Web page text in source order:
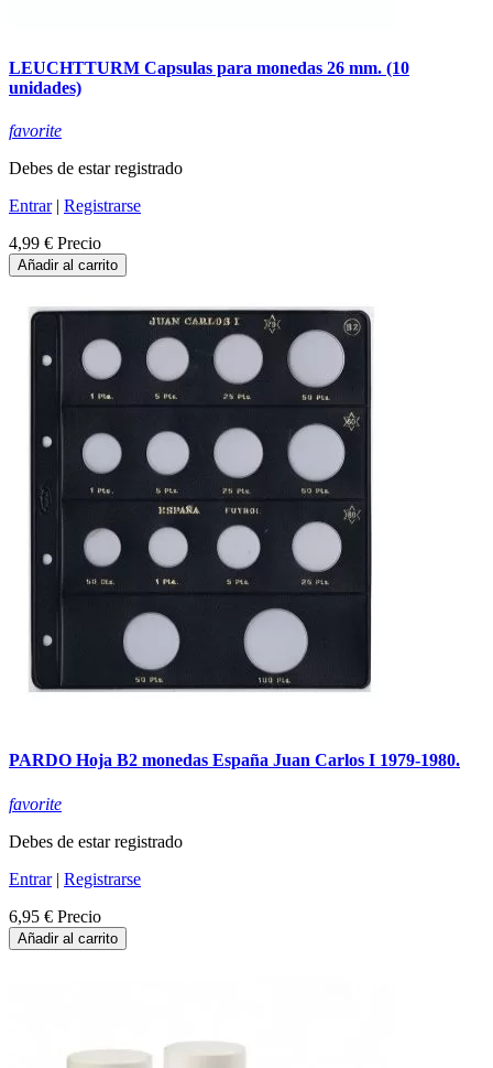
LEUCHTTURM Capsulas para monedas 26 mm. (10
unidades)
favorite
Debes de estar registrado
Entrar| Registrarse
4,99 € Precio
Añadir al carrito
PARDO Hoja B2 monedas España Juan Carlos I 1979-1980.
favorite
Debes de estar registrado
Entrar| Registrarse
6,95 € Precio
Añadir al carrito